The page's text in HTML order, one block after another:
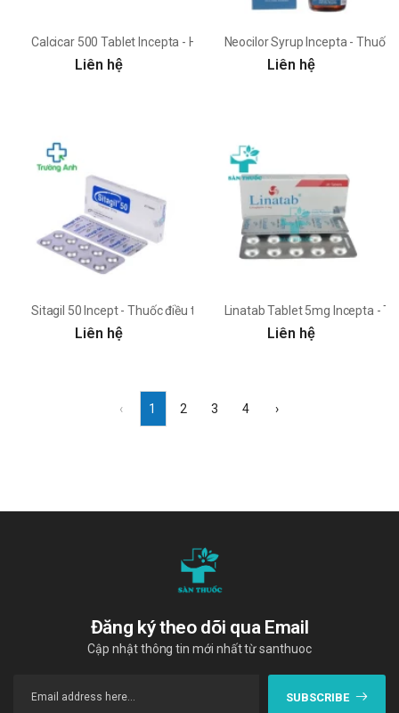
Calcicar 500 Tablet Incepta - Hỗ trợ bổ sung canxi cho cơ thể
Liên hệ
Neocilor Syrup Incepta - Thuốc
Liên hệ
Sitagil 50 Incept - Thuốc điều trị đái tháo đường tuyp 2
Liên hệ
Linatab Tablet 5mg Incepta -
Liên hệ
‹ 1 2 3 4 ›
Đăng ký theo dõi qua Email
Cập nhật thông tin mới nhất từ santhuoc
SUBSCRIBE